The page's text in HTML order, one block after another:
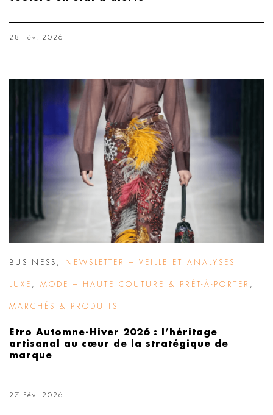
28 Fév. 2026
BUSINESS NEWSLETTER – VEILLE ET ANALYSES
LUXE MODE – HAUTE COUTURE & PRÊT-À-PORTER
MARCHÉS & PRODUITS
Etro Automne-Hiver 2026 : l’héritage
artisanal au cœur de la stratégique de
marque
27 Fév. 2026